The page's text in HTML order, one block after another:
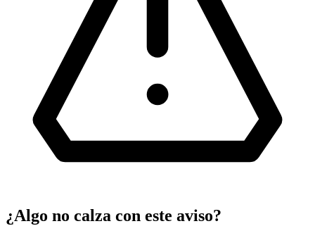
¿Algo no calza con este aviso?